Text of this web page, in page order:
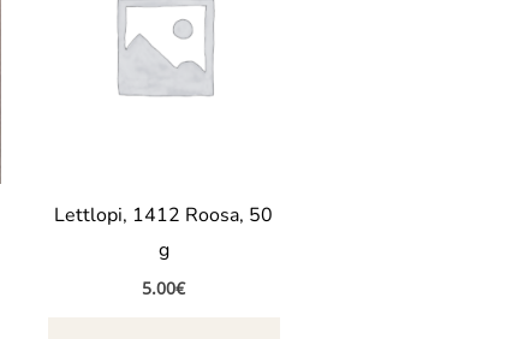
Lettlopi, 1412 Roosa, 50
g
5.00€